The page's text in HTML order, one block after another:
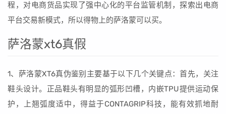
程，对电商货品实现了强中心化的平台监管机制，探索出电商
平台交易新模式，所以得物上的萨洛蒙可以买。
萨洛蒙xt6真假
1、萨洛蒙XT6真伪鉴别主要基于以下几个关键点：首先，关注
鞋头设计。正品鞋头有明显的弧形凹槽，内嵌TPU提供运动保
护，上翘弧度适中，得益于CONTAGRIP科技，能有效抓地耐